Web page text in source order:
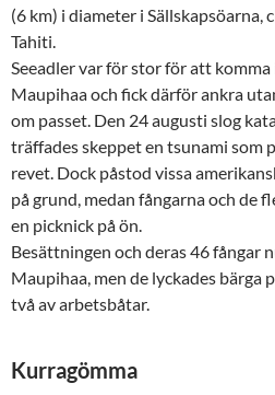
(6 km) i diameter i Sällskapsöarna,
Tahiti.
Seeadler var för stor för att
Maupihaa och fick därför ankra
om passet. Den 24 augusti slog
träffades skeppet en tsunami som
revet. Dock påstod vissa
på grund, medan fångarna och de
en picknick på ön.
Besättningen och deras 46 fångar
Maupihaa, men de lyckades bärga
två av arbetsbåtar.
Kurragömma